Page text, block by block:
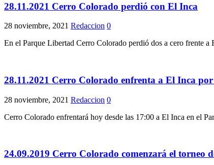
28.11.2021 Cerro Colorado perdió con El Inca
28 noviembre, 2021 Redaccion 0
En el Parque Libertad Cerro Colorado perdió dos a cero frente
28.11.2021 Cerro Colorado enfrenta a El Inca
28 noviembre, 2021 Redaccion 0
Cerro Colorado enfrentará hoy desde las 17:00 a El Inca en el
24.09.2019 Cerro Colorado comenzará el torneo